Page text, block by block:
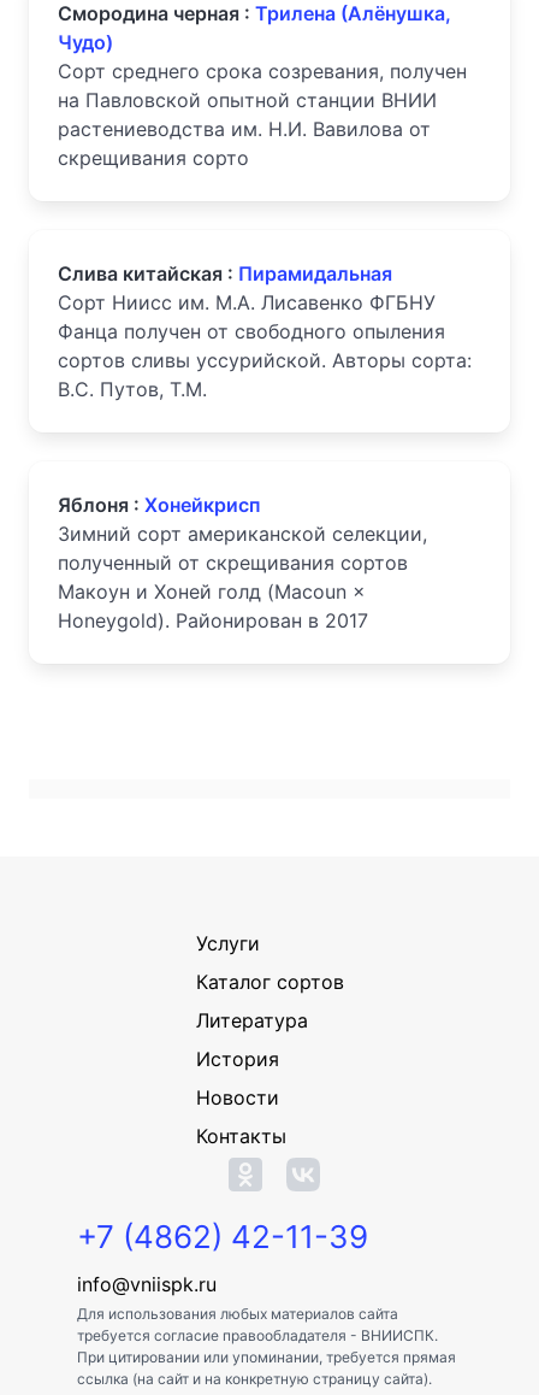
Смородина черная : Трилена (Алёнушка,
Чудо)
Сорт среднего срока созревания, получен
на Павловской опытной станции ВНИИ
растениеводства им. Н.И. Вавилова от
скрещивания сорто
Слива китайская : Пирамидальная
Сорт Ниисс им. М.А. Лисавенко ФГБНУ
Фанца получен от свободного опыления
сортов сливы уссурийской. Авторы сорта:
В.С. Путов, Т.М.
Яблоня : Хонейкрисп
Зимний сорт американской селекции,
полученный от скрещивания сортов
Макоун и Хоней голд (Macoun ×
Honeygold). Районирован в 2017
Услуги
Каталог сортов
Литература
История
Новости
Контакты
+7 (4862) 42-11-39
info@vniispk.ru
Для использования любых материалов сайта
требуется согласие правообладателя - ВНИИСПК.
При цитировании или упоминании, требуется прямая
ссылка (на сайт и на конкретную страницу сайта).